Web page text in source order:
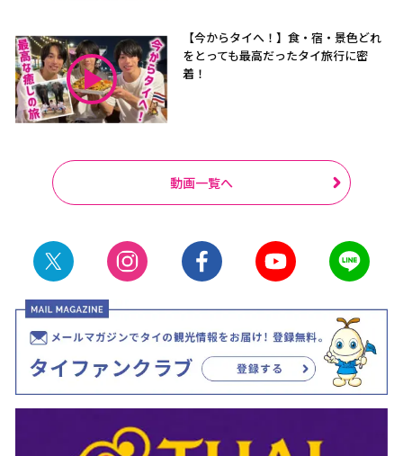
【今からタイへ！】食・宿・景色どれ
をとっても最高だったタイ旅行に密
着！
動画一覧へ